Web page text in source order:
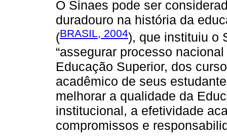
O Sinaes pode ser
duradouro na história da
(BRASIL, 2004), que instituiu o
“assegurar processo
Educação Superior, dos
acadêmico de seus
melhorar a qualidade da
institucional, a efetividade
compromissos e